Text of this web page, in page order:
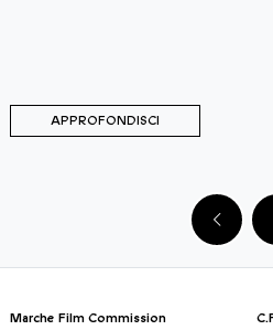
APPROFONDISCI
Marche Film Commission